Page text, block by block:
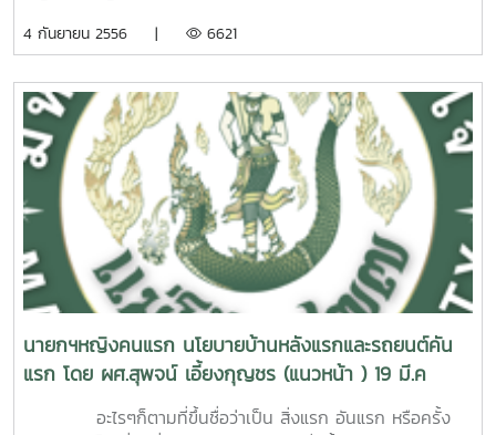
เกิดปัญหาการแลกเปลี่ยนเรียนรู้ระหว่างอาจารย์ไทยกับต่าง
ประเทศ เนื่องจากต่างมีภาระการสอนตรงกัน (เปิดและปิดเทอม
ตรงกันหมด) การที่อาจารย์ไทยจะไปดูการเรียนการสอนเพื่อหา
ประสบการณ์ตรงในต่างประเทศย่อมทำได้ยาก เพราะจะมีผลกระ
ทบกับการเรียนการสอนในความรับผิดชอบของตนเอง แม้กรณีนี้
จะเป็นเรื่องที่มีผลกระทบเพียงเล็กน้อย แต่ความสำคัญนั้นอยู่ตรง
ที่เป็นความเห็นต่างที่ตรงกันข้ามกับที่ประชุมอธิการบดี
มหาวิทยาลัยแห่งประเทศไทย (ทปอ.) โดยสิ้นเชิง นอกจากนี้ยังมี
ปัญหาปลีกย่อยของแต่ละหลักสูตรในแต่ละคณะของแต่ละ
มหาวิทยาลัยอีกมากมาย ที่มีปัญหาเฉพาะตนด้วยมีบริบทที่แตก
ต่างกัน ทั้งด้านภูมิประเทศ ด้านภูมิอากาศ และด้านสังคม ที่อาจ
นำมากล่าวอ้างเพื่อสนับสนุนมติของ ปอมท.ได้ แต่อย่างไรก็ดี
มหาวิทยาลัยอย่างชัดเจนนั้น ก็น่าจะมีน้ำหนักเพียงพอที่จะทำให้
รัฐมนตรีว่าการกระทรวงศึกษาธิการและเลขาธิการ สกอ.เห็นชอบ
กับมติของ ปอมท.ได้แล้ว ถึงตรงนี้ จึงขอได้โปรดคืนความสุขให้
ฤดูกาลที่เคยมีมา (เหมือนระบบราชการ) ซึ่งในปัจจุบันไม่ได้เป็น
เช่นนั้นแล้ว คนรุ่นใหม่ไม่ได้มุ่งรับราชการหรือเป็นลูกจ้าง (มนุษย์
เงินเดือน) แต่มุ่งเป็นเจ้าของกิจการหรือทำธุรกิจส่วนตัวมากขึ้น
ดังนั้น ช่วงเวลาที่จบการศึกษาและการสมัครงานจึงไม่ใช่ประเด็น
สำคัญแต่อย่างใด ข้อ สุดท้าย การพัฒนาที่คาดหวังจึงยังไม่เกิด
ขึ้นแม้จะมีการปรับเปลี่ยนเวลาปิด-เปิดเทอม แล้วก็ตาม แต่ผลก
ระทบในทางลบที่หลายฝ่ายได้คาดการณ์ไว้ได้เกิดขึ้นแล้ว ดังนี้
ประการแรก บรรยากาศการเรียนการสอนไม่เอื้ออำนวยจากสภาพ
อากาศที่ร้อนจัดในเดือนมีนาคม และเมษายน แม้ห้องเรียนจะใช้
เครื่องปรับอากาศให้เย็นฉ่ำ แต่สภาพอากาศนอกห้องเรียนก็ไม่ส่ง
เสริมให้เกิดบรรยากาศในการเรียนรู้เพิ่ม เติม แต่น่าจะเป็น
อุปสรรคมากกว่า นอกจากนี้วิชาที่ต้องมีการเรียนการสอนนอก
ห้องเรียนก็ยิ่งทรมานทรกรรมต่อทั้ง ผู้สอนและผู้เรียนเป็นอย่าง
ยิ่ง ประการที่สอง นับเป็นผลต่อเนื่องจากข้อแรกนั่นคือ ค่าไฟฟ้า
จากการใช้เครื่องปรับอากาศจำนวนมหาศาล หลายมหาวิทยาลัย
ใหญ่มาก เพราะจะทำให้รูปแบบของภาษาไทยเปลี่ยนไปอย่าง
ของภาษาไทยในโซเชียลมีเดียมักใช้ตัวอักษรหลักของแม่นั้นๆ
เสมอ โดยเน้นที่เสียงของคำอ่านเป็นสำคัญ เช่น แม่กน จะใช้แต่
ตัว "น" แม่กด จะใช้แต่ตัว "ด" แม่กบ จะใช้แต่ตัว "บ" เป็นต้น
ตัวอย่างเช่น คำว่า "รัฐบาล" จึงเขียนเป็น "รัดทะบาน" คำว่า "การ
งาน" จึงเขียนเป็น "กานงาน" คำว่า "โทษ" จึงเขียนเป็น "โทด"
คำว่า "โจษ" จึงเขียนเป็น "โจด" คำว่า "กฎหมาย" จึงเขียนเป็น
"กดหมาย" คำว่า "รังเกียจ" จึงเขียนเป็น "รังเกียด" คำว่า
"เกษตร" จึงเขียนเป็น "กะเสด" และคำว่า "วิทยาศาสตร์" จึงเขียน
เป็น "วิดทะยาสาด" เป็นต้น การลดรูปสระ สระผสมกำลังถูก
ยกเลิกไปโดยปริยายเพื่อลดความยุ่งยากในการพิมพ์ เพราะความ
สะดวกรวดเร็วในการพิมพ์(จิ้ม)คือสิ่งที่ทุกคนต้องการ คำว่า
"เดี๋ยว" จึงกลายเป็น "เด๋ว" (จิ้มน้อยลงจาก 6 ครั้ง เหลือเพียง 4
ครั้ง) คำว่า "ก๋วยเตี๋ยว" จึงกลายเป็น "ก๋วยเต๋ว" และคำว่า "เกือบ"
27 เมษายน พ.ศ. 2503 ซึ่งอาจจัดเป็นปีที่ร้อนที่สุดในรอบ 50 ปี
ในหลายจังหวัด)สำหรับปีนี้ (พ.ศ. 2556) ฤดูร้อนของประเทศไทย
คงอยู่ในช่วงกลางเดือนกุมภาพันธ์ ถึงกลางเดือนพฤษภาคม
เหมือนทุกปี แต่ปีนี้คล้ายกับปี พ.ศ. 2554 ตรงที่มีความกดอากาศ
สูง(มวลอากาศเย็น)แผ่เข้ามาปกคลุมภาคเหนือและภาคตะวันออก
เฉียงเหนือเป็นระยะๆ และยังมีลมตะวันตกที่พัดมาจากเทือกเขา
หิมาลัยผ่านเข้ามาทางภาคเหนือตอนบนด้วย โดยเฉพาะในช่วงต้น
เดือนมีนาคมซึ่งถือว่าเป็นช่วงฤดูร้อนเต็มตัวแล้ว แต่ภาคเหนือและ
ภาคตะวันออกเฉียงเหนือยังมีอากาศหนาวเย็นในตอนเช้าๆ
อุณหภูมิอากาศโดยรวมในปีนี้จึงถือว่าไม่ร้อนมากนัก แม้ในบาง
พื้นที่จะมีอุณหภูมิสูงถึง 40-42๐ เซลเซียส แต่นั่นก็ยังนับว่าเป็น
สภาพอากาศปกติของเดือนนี้ในส่วนของความแห้งแล้งนั้น ปีนี้ก็
นับว่าเป็นปกติที่ฝนจะไม่ค่อยตกในเดือนนี้ นอกจากเกิดแนวปะทะ
ระหว่างมวลอากาศเย็นกับมวลอากาศร้อนทางภาคเหนือและภาค
โดยทั่วไปส่วนของหมอก จะเกิดจากอุณหภูมิอากาศลดต่ำลงจนไอ
ขาวไม่มีกลิ่นซึ่งมักจะเกิดขึ้นตามปกติในช่วงเช้าของฤดูหนาว
(อ่านต่อบทความแบบ PDF คลิ๊กที่นี้แต่ควันนั้นจะเกิดจากการเผา
ไหม้ในลักษณะต่างๆ โดยส่วนใหญ่จะเห็นเป็นสีเทาหรือดำ และมี
กลิ่นไหม้ต่างๆกันตามชนิดของเชื้อเพลิง ควันจึงประกอบด้วยก๊าซ
ชนิดต่างๆจากการเผาไหม้ ซึ่งส่วนใหญ่จะเป็นคาร์บอนไดออกไซด์
(CO2) คาร์บอนมอนอกไซด์ (CO) ซัลเฟอร์ไดออกไซด์ (SO2) และ
ไนโตรเจนไดออกไซด์ (NO2) เป็นสำคัญ แต่ที่ยิ่งไปกว่านั้นก็คือ
ควันยังประกอบด้วยเขม่า ซึ่งเป็นฝุ่นละอองหรืออนุภาคขนาดเล็ก
มากต่างๆ กัน โดยเฉพาะอย่างยิ่งฝุ่นละอองที่มีขนาดเล็กกว่า 10
ไมครอน (PM10)นั้น สามารถเข้าสู่ระบบทางเดินหายใจของคนและ
สัตว์ ซึ่งเป็นอันตรายต่อสุขภาพเป็นอย่างยิ่งแม้ว่าปีนี้จะมีฝนตก
ประปรายทั่วภาคเหนือตอนบนเป็นระยะๆ ก็ตาม (นับตั้งแต่เดือน
มกราคมจนถึงต้นเดือนมีนาคม) จนหลายคนคาดการณ์ว่า ปีนี้
4 กันยายน 2556 | 6621
นายกฯหญิงคนแรก นโยบายบ้านหลังแรกและรถยนต์คัน
แรก โดย ผศ.สุพจน์ เอี้ยงกุญชร (แนวหน้า ) 19 มี.ค
อะไรๆก็ตามที่ขึ้นชื่อว่าเป็น สิ่งแรก อันแรก หรือครั้ง